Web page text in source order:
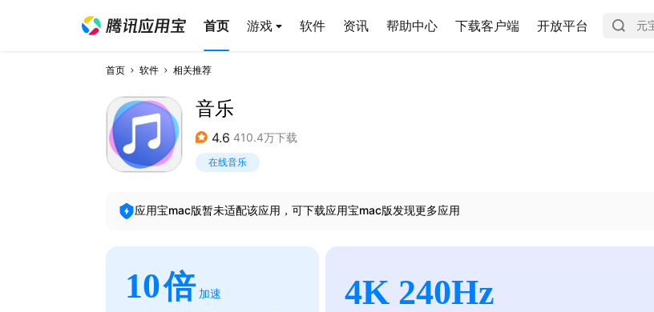
首页 游戏 软件 资讯 帮助中心 下载客户端 开放平台
首页 软件 相关推荐
音乐
4.6 410.4万下载
在线音乐
应用宝mac版暂未适配该应用，可下载应用宝mac版发现更多应用
10倍 加速 4K 240Hz